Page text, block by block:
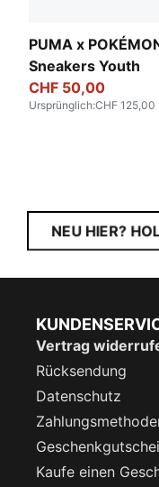
PUMA x
Sneakers Youth
CHF 50,00
Ursprünglich:CHF 125,00
NEU HIER?
Vertrag
Rücksendung
Datenschutz
Kaufe einen